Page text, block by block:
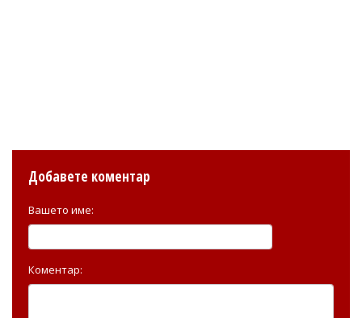
Добавете коментар
Вашето име:
Коментар: